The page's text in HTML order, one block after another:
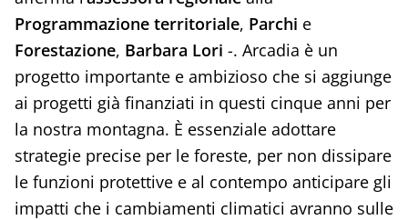
Programmazione territoriale, Parchi e
Forestazione, Barbara Lori -. Arcadia è un
progetto importante e ambizioso che si aggiunge
ai progetti già finanziati in questi cinque anni per
la nostra montagna. È essenziale adottare
strategie precise per le foreste, per non dissipare
le funzioni protettive e al contempo anticipare gli
impatti che i cambiamenti climatici avranno sulle